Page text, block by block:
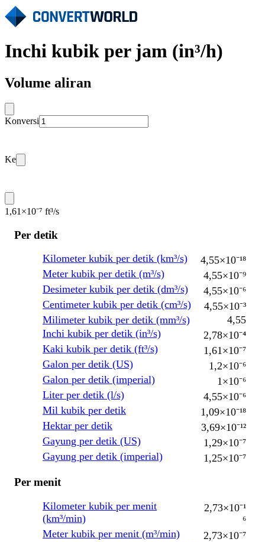
Inchi kubik per jam (in³/h)
Volume aliran
Konversi
Ke
1,61×10⁻⁷ ft³/s
Per detik
Kilometer kubik per detik (km³/s)
4,55×10⁻¹⁸
Meter kubik per detik (m³/s)
4,55×10⁻⁹
Desimeter kubik per detik (dm³/s)
4,55×10⁻⁶
Centimeter kubik per detik (cm³/s)
4,55×10⁻³
Milimeter kubik per detik (mm³/s)
4,55
Inchi kubik per detik (in³/s)
2,78×10⁻⁴
Kaki kubik per detik (ft³/s)
1,61×10⁻⁷
Galon per detik (US)
1,2×10⁻⁶
Galon per detik (imperial)
1×10⁻⁶
Liter per detik (l/s)
4,55×10⁻⁶
Mil kubik per detik
1,09×10⁻¹⁸
Hektar per detik
3,69×10⁻¹²
Gayung per detik (US)
1,29×10⁻⁷
Gayung per detik (imperial)
1,25×10⁻⁷
Per menit
Kilometer kubik per menit
(km³/min)
2,73×10⁻¹
⁶
Meter kubik per menit (m³/min)
2,73×10⁻⁷